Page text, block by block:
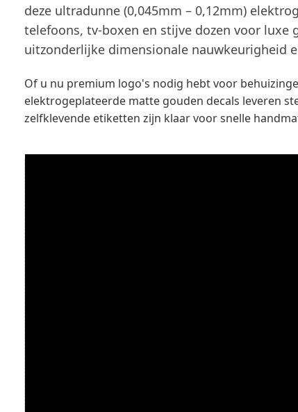
deze ultradunne (0,045mm – 0,12mm)
telefoons, tv-boxen en stijve dozen voor luxe
uitzonderlijke dimensionale nauwkeurigheid
Of u nu premium logo's nodig hebt voor
elektrogeplateerde matte gouden decals leveren
zelfklevende etiketten zijn klaar voor snelle